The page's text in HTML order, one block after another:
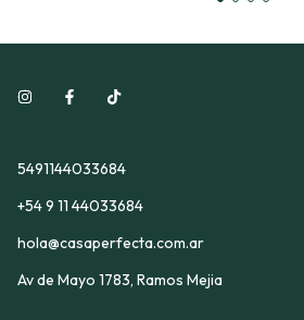
5491144033684
+54 9 11 44033684
hola@casaperfecta.com.ar
Av de Mayo 1783, Ramos Mejia